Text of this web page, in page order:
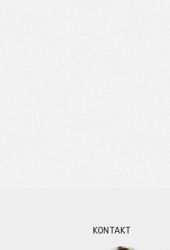
KONTAKT